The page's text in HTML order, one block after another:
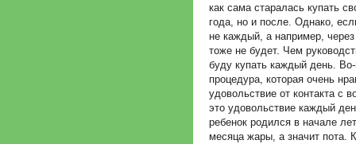
как сама старалась купать
года, но и после. Однако,
не каждый, а например,
тоже не будет. Чем
буду купать каждый день.
процедура, которая очень
удовольствие от контакта с
это удовольствие каждый
ребенок родился в начале
месяца жары, а значит пота.